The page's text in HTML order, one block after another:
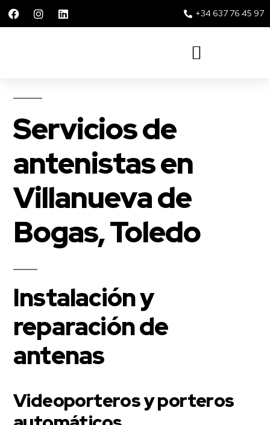
+34 637 76 45 97
Servicios de
antenistas en
Villanueva de
Bogas, Toledo
Instalación y
reparación de
antenas
Videoporteros y porteros